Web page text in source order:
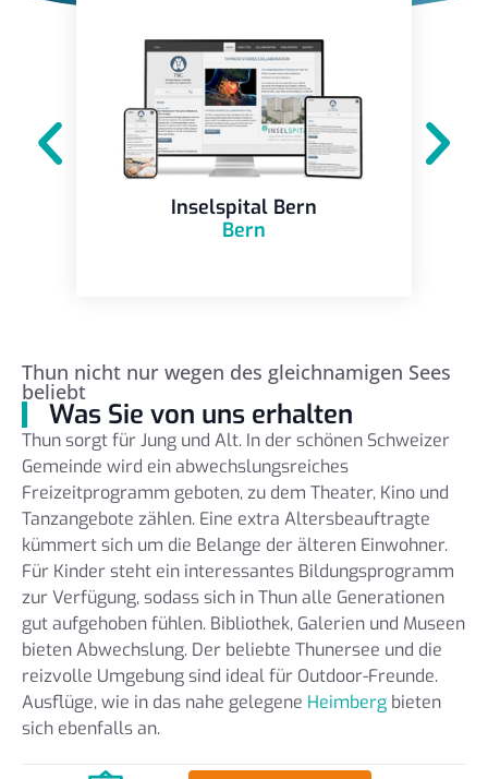
Inselspital Bern
Bern
Thun nicht nur wegen des gleichnamigen Sees
beliebt
Was Sie von uns erhalten
Thun sorgt für Jung und Alt. In der schönen Schweizer
Gemeinde wird ein abwechslungsreiches
Freizeitprogramm geboten, zu dem Theater, Kino und
Tanzangebote zählen. Eine extra Altersbeauftragte
kümmert sich um die Belange der älteren Einwohner.
Für Kinder steht ein interessantes Bildungsprogramm
zur Verfügung, sodass sich in Thun alle Generationen
gut aufgehoben fühlen. Bibliothek, Galerien und Museen
bieten Abwechslung. Der beliebte Thunersee und die
reizvolle Umgebung sind ideal für Outdoor-Freunde.
Ausflüge, wie in das nahe gelegene Heimberg bieten
sich ebenfalls an.